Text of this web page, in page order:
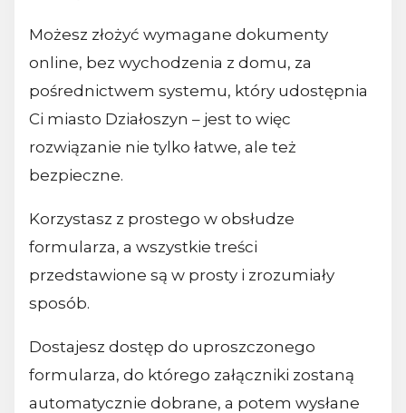
Możesz złożyć wymagane dokumenty
online, bez wychodzenia z domu, za
pośrednictwem systemu, który udostępnia
Ci miasto Działoszyn – jest to więc
rozwiązanie nie tylko łatwe, ale też
bezpieczne.
Korzystasz z prostego w obsłudze
formularza, a wszystkie treści
przedstawione są w prosty i zrozumiały
sposób.
Dostajesz dostęp do uproszczonego
formularza, do którego załączniki zostaną
automatycznie dobrane, a potem wysłane